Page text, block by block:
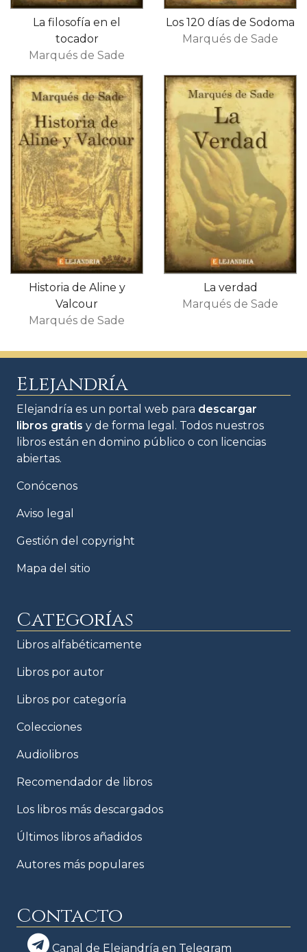
La filosofía en el
tocador
Marqués de Sade
Los 120 días de Sodoma
Marqués de Sade
Historia de Aline y
Valcour
Marqués de Sade
La verdad
Marqués de Sade
Elejandría
Elejandría es un portal web para descargar
libros gratis y de forma legal. Todos nuestros
libros están en domino público o con licencias
abiertas.
Conócenos
Aviso legal
Gestión del copyright
Mapa del sitio
Categorías
Libros alfabéticamente
Libros por autor
Libros por categoría
Colecciones
Audiolibros
Recomendador de libros
Los libros más descargados
Últimos libros añadidos
Autores más populares
Contacto
Canal de Elejandría en Telegram